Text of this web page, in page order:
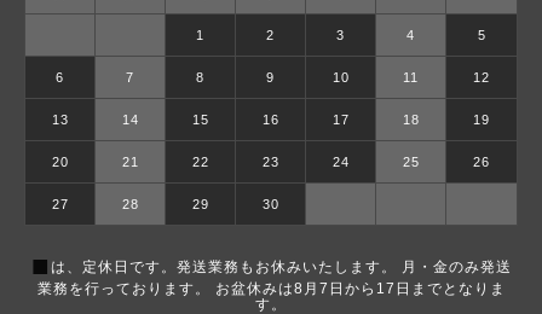
1 2 3 4 5
6 7 8 9 10 11 12
13 14 15 16 17 18 19
20 21 22 23 24 25 26
27 28 29 30
■ は、定休日です。発送業務もお休みいたします。 月・金のみ発送
業務を行っております。 お盆休みは8月7日から17日までとなりま
す。